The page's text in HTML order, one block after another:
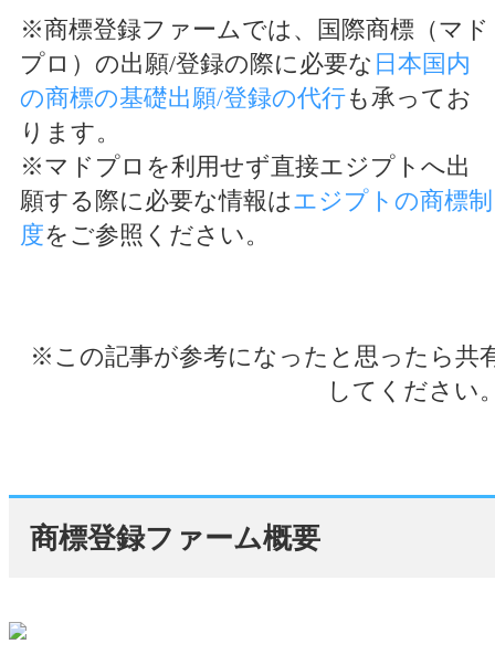
※商標登録ファームでは、国際商標（マド
プロ）の出願/登録の際に必要な 日本国内
の商標の基礎出願/登録の代行も承ってお
ります。
※マドプロを利用せず直接エジプトへ出
願する際に必要な情報はエジプトの商標制
度をご参照ください。
※この記事が参考になったと思ったら共
してください
商標登録ファーム概要